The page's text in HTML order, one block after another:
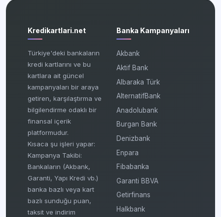
Kredikartlari.net
Türkiye'deki bankaların
kredi kartlarını ve bu
kartlara ait güncel
kampanyaları bir araya
getiren, karşılaştırma ve
bilgilendirme odaklı bir
finansal içerik
platformudur.
Kısaca şu işleri yapar:
Kampanya Takibi:
Bankaların (Akbank,
Garanti, Yapı Kredi vb.)
banka bazlı veya kart
bazlı sunduğu puan,
taksit ve indirim
Banka Kampanyaları
Akbank
Aktif Bank
Albaraka Türk
AlternatifBank
Anadolubank
Burgan Bank
Denizbank
Enpara
Fibabanka
Garanti BBVA
Getirfinans
Halkbank